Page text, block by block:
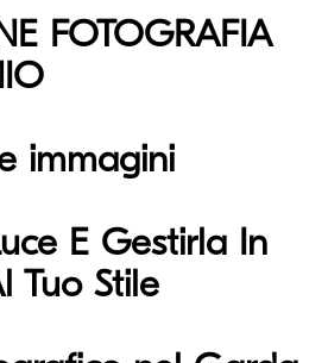
FOTOGRAFIA
immagini
E Gestirla In
Tuo Stile